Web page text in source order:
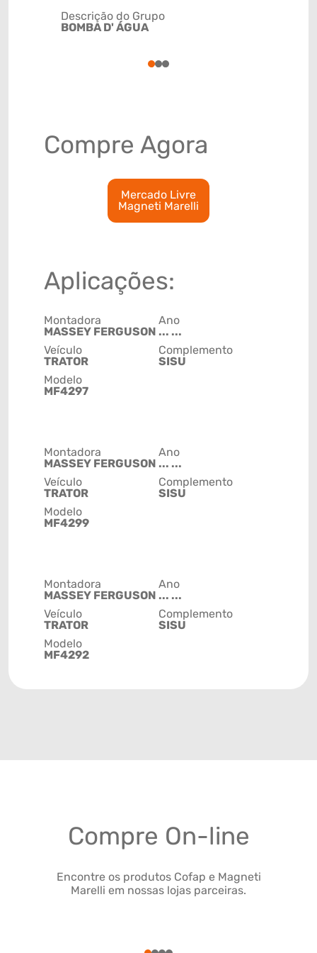
Descrição do Grupo
BOMBA D' ÁGUA
123
Compre Agora
Mercado Livre
Magneti Marelli
Aplicações:
Montadora
MASSEY FERGUSON
Veículo
TRATOR
Modelo
MF4297
Ano
... ...
Complemento
SISU
Montadora
MASSEY FERGUSON
Veículo
TRATOR
Modelo
MF4299
Ano
... ...
Complemento
SISU
Montadora
MASSEY FERGUSON
Veículo
TRATOR
Modelo
MF4292
Ano
... ...
Complemento
SISU
Compre On-line
Encontre os produtos Cofap e Magneti
Marelli em nossas lojas parceiras.